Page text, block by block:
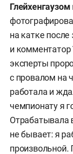
Глейхенгаузом
на катке
и комментатор
эксперты
с провалом на
работала и
чемпионату я
Отрабатывала
не бывает: я